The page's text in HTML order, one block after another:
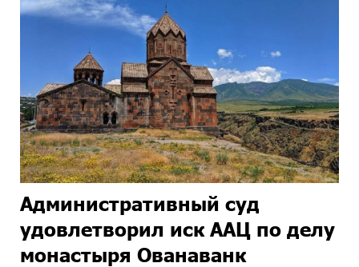
Административный суд
удовлетворил иск ААЦ по делу
монастыря Ованаванк